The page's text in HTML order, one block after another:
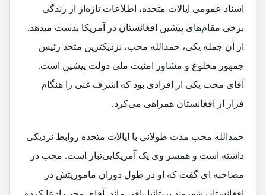
اسناد عمومی ایالات متحده، اطلاعات تازه‌از از زندگی
برخی‌ مقام‌های پیشین افغانستان در آمریکا بدست میدهد.
از آن جمله یکی، حمدالله محب، نزدیکترین متحد رئیس
جمهور مخلوع و مشاور امنیت ملی دولت پیشین است.
آقای محب یکی از افرادی بود که اشرف غنی را هنگام
فرار از افغانستان همراهی می‌کرد.
حمدالله محب مدت طولانی با ایالات متحده روابط نزدیکی
داشته است و همسر وی یک آمریکایی‌تبار است. محب در
مصاحبه ای گفت که او در طول دوران ماموریتش در